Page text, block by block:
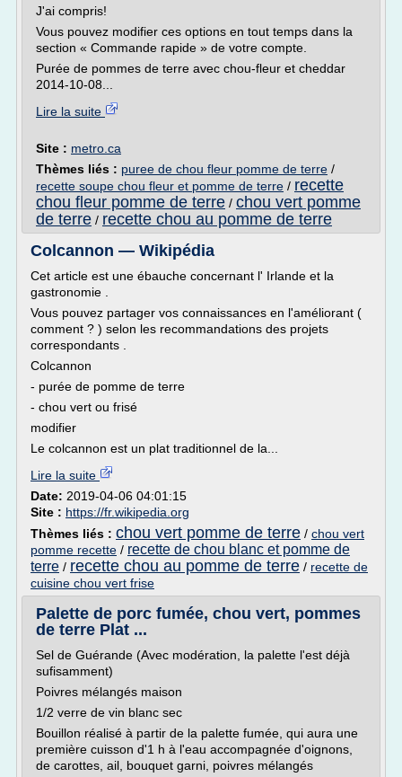
J'ai compris!
Vous pouvez modifier ces options en tout temps dans la
section « Commande rapide » de votre compte.
Purée de pommes de terre avec chou-fleur et cheddar
2014-10-08...
Lire la suite
Site : metro.ca
Thèmes liés : puree de chou fleur pomme de terre /
recette soupe chou fleur et pomme de terre / recette
chou fleur pomme de terre / chou vert pomme
de terre / recette chou au pomme de terre
Colcannon — Wikipédia
Cet article est une ébauche concernant l' Irlande et la
gastronomie .
Vous pouvez partager vos connaissances en l'améliorant (
comment ? ) selon les recommandations des projets
correspondants .
Colcannon
- purée de pomme de terre
- chou vert ou frisé
modifier
Le colcannon est un plat traditionnel de la...
Lire la suite
Date: 2019-04-06 04:01:15
Site : https://fr.wikipedia.org
Thèmes liés : chou vert pomme de terre / chou vert
pomme recette / recette de chou blanc et pomme de
terre / recette chou au pomme de terre / recette de
cuisine chou vert frise
Palette de porc fumée, chou vert, pommes
de terre Plat ...
Sel de Guérande (Avec modération, la palette l'est déjà
sufisamment)
Poivres mélangés maison
1/2 verre de vin blanc sec
Bouillon réalisé à partir de la palette fumée, qui aura une
première cuisson d'1 h à l'eau accompagnée d'oignons,
de carottes, ail, bouquet garni, poivres mélangés